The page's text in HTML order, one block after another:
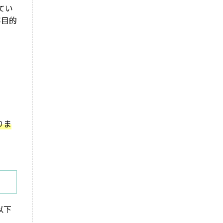
い
的
ま
下